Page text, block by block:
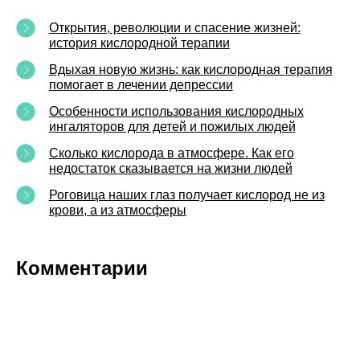
Открытия, революции и спасение жизней:
история кислородной терапии
Вдыхая новую жизнь: как кислородная терапия
помогает в лечении депрессии
Особенности использования кислородных
ингаляторов для детей и пожилых людей
Сколько кислорода в атмосфере. Как его
недостаток сказывается на жизни людей
Роговица наших глаз получает кислород не из
крови, а из атмосферы
Комментарии